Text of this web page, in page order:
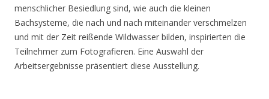
menschlicher Besiedlung sind, wie auch die kleinen
Bachsysteme, die nach und nach miteinander verschmelzen
und mit der Zeit reißende Wildwasser bilden, inspirierten die
Teilnehmer zum Fotografieren. Eine Auswahl der
Arbeitsergebnisse präsentiert diese Ausstellung.